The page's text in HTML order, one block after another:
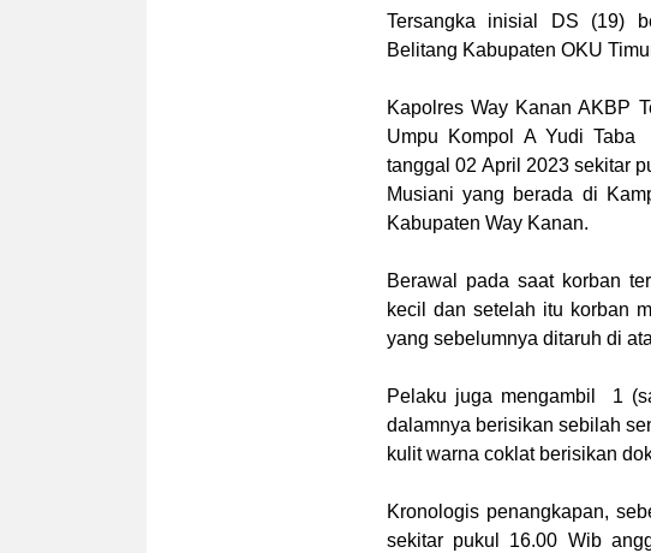
Tersangka inisial DS (19)
Belitang Kabupaten OKU
Kapolres Way Kanan AKBP
Umpu Kompol A Yudi
tanggal 02 April 2023 sekitar
Musiani yang berada di
Kabupaten Way Kanan.
Berawal pada saat korban
kecil dan setelah itu korban
yang sebelumnya ditaruh di
Pelaku juga mengambil 1
dalamnya berisikan sebilah
kulit warna coklat berisikan
Kronologis penangkapan,
sekitar pukul 16.00 Wib